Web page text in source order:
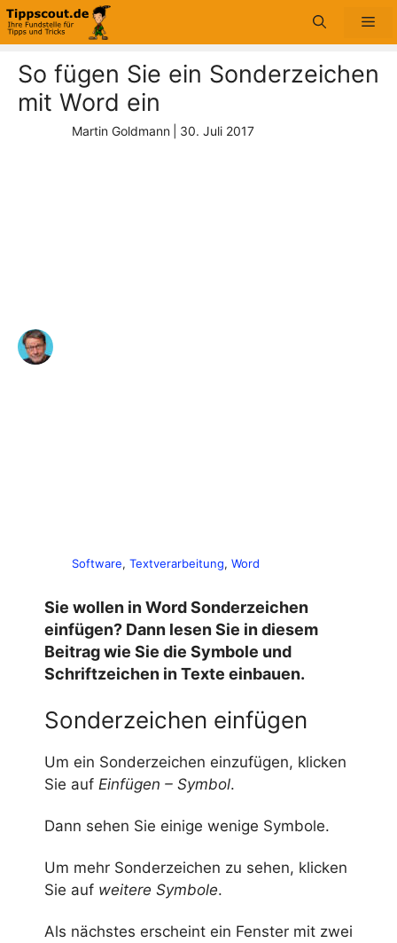
Zum
Inhalt
So fügen Sie ein Sonderzeichen
mit Word ein
Martin Goldmann 30. Juli 2017
Software, Textverarbeitung, Word
Sie wollen in Word Sonderzeichen
einfügen? Dann lesen Sie in diesem
Beitrag wie Sie die Symbole und
Schriftzeichen in Texte einbauen.
Sonderzeichen einfügen
Um ein Sonderzeichen einzufügen, klicken
Sie auf Einfügen – Symbol.
Dann sehen Sie einige wenige Symbole.
Um mehr Sonderzeichen zu sehen, klicken
Sie auf weitere Symbole.
Als nächstes erscheint ein Fenster mit zwei